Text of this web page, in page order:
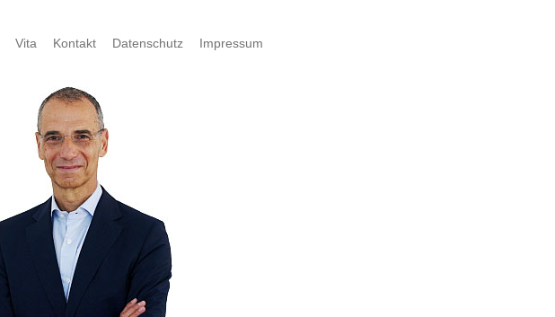
Vita Kontakt Datenschutz Impressum